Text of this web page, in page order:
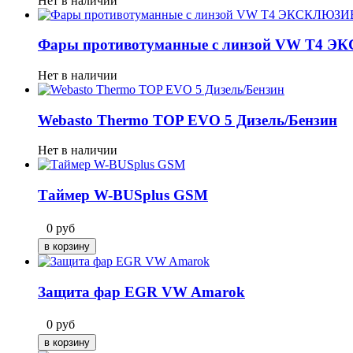
Фары противотуманные с линзой VW T4
Нет в наличии
Webasto Thermo TOP EVO 5 Дизель/Бензин
Нет в наличии
Таймер W-BUSplus GSM
0 руб
Защита фар EGR VW Amarok
0 руб